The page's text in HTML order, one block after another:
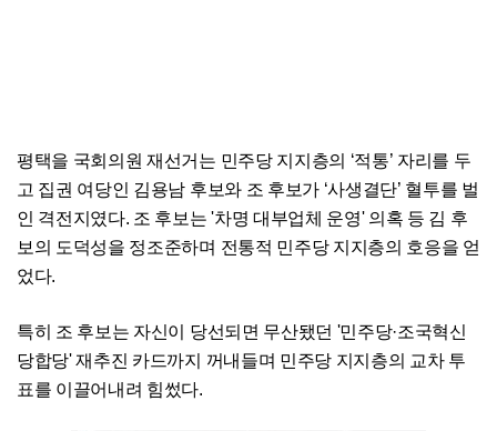
평택을 국회의원 재선거는 민주당 지지층의 ‘적통’ 자리를 두
고 집권 여당인 김용남 후보와 조 후보가 ‘사생결단’ 혈투를 벌
인 격전지였다. 조 후보는 '차명 대부업체 운영' 의혹 등 김 후
보의 도덕성을 정조준하며 전통적 민주당 지지층의 호응을 얻
었다.
특히 조 후보는 자신이 당선되면 무산됐던 '민주당·조국혁신
당합당' 재추진 카드까지 꺼내들며 민주당 지지층의 교차 투
표를 이끌어내려 힘썼다.